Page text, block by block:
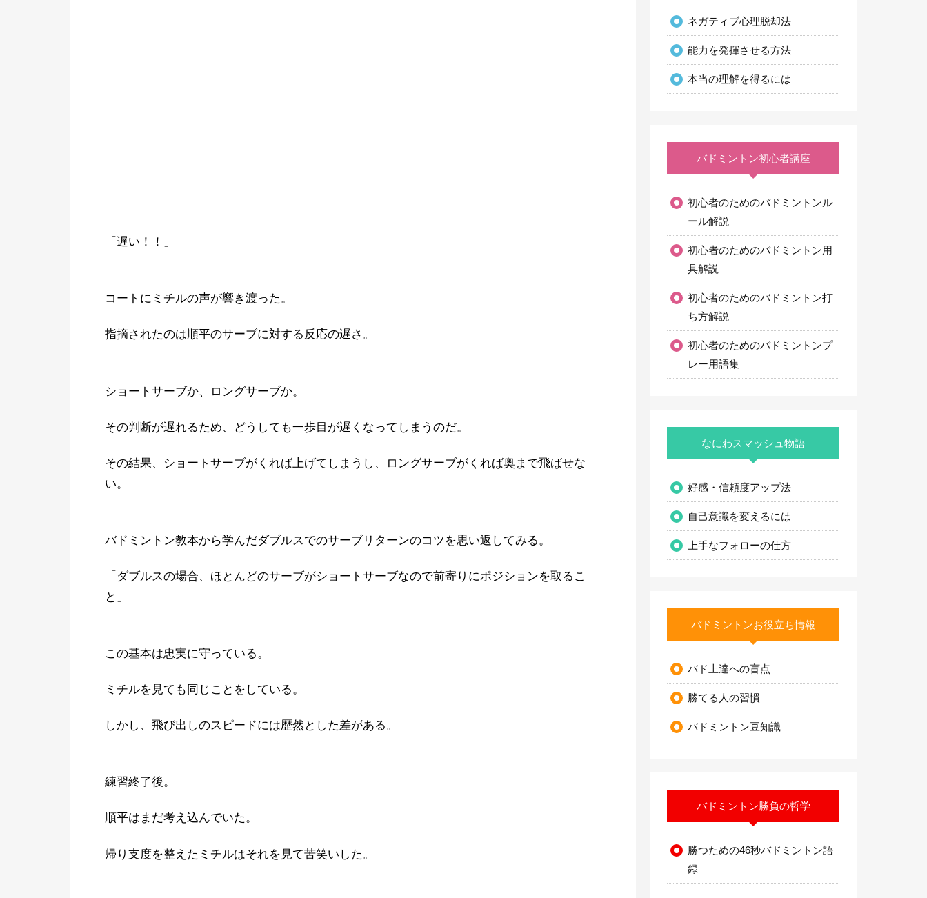
「遅い！！」
コートにミチルの声が響き渡った。
指摘されたのは順平のサーブに対する反応の遅さ。
ショートサーブか、ロングサーブか。
その判断が遅れるため、どうしても一歩目が遅くなってしまうのだ。
その結果、ショートサーブがくれば上げてしまうし、ロングサーブがくれば奥まで飛ばせな
い。
バドミントン教本から学んだダブルスでのサーブリターンのコツを思い返してみる。
「ダブルスの場合、ほとんどのサーブがショートサーブなので前寄りにポジションを取るこ
と」
この基本は忠実に守っている。
ミチルを見ても同じことをしている。
しかし、飛び出しのスピードには歴然とした差がある。
練習終了後。
順平はまだ考え込んでいた。
帰り支度を整えたミチルはそれを見て苦笑いした。
ネガティブ心理脱却法
能力を発揮させる方法
本当の理解を得るには
バドミントン初心者講座
初心者のためのバドミントンル
ール解説
初心者のためのバドミントン用
具解説
初心者のためのバドミントン打
ち方解説
初心者のためのバドミントンプ
レー用語集
なにわスマッシュ物語
好感・信頼度アップ法
自己意識を変えるには
上手なフォローの仕方
バドミントンお役立ち情報
バド上達への盲点
勝てる人の習慣
バドミントン豆知識
バドミントン勝負の哲学
勝つための46秒バドミントン語
録